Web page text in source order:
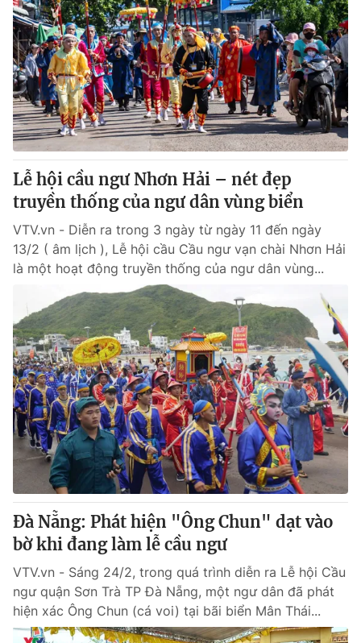
Lễ hội cầu ngư Nhơn Hải – nét đẹp
truyền thống của ngư dân vùng biển
VTV.vn - Diễn ra trong 3 ngày từ ngày 11 đến ngày
13/2 ( âm lịch ), Lễ hội cầu Cầu ngư vạn chài Nhơn Hải
là một hoạt động truyền thống của ngư dân vùng...
Đà Nẵng: Phát hiện "Ông Chun" dạt vào
bờ khi đang làm lễ cầu ngư
VTV.vn - Sáng 24/2, trong quá trình diễn ra Lễ hội Cầu
ngư quận Sơn Trà TP Đà Nẵng, một ngư dân đã phát
hiện xác Ông Chun (cá voi) tại bãi biển Mân Thái...